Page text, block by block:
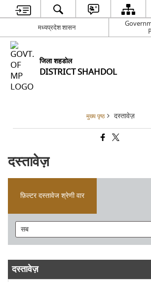
मध्यप्रदेश शासन
जिला शहडोल
DISTRICT SHAHDOL
मुख्य पृष्ठ दस्तावेज़
दस्तावेज़
फ़िल्टर दस्तावेज श्रेणी वार
दस्तावेज़